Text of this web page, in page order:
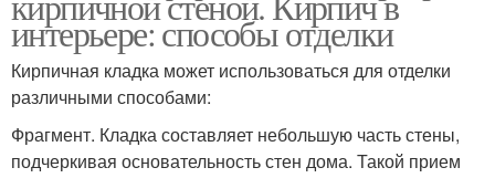
интерьере: способы отделки
Кирпичная кладка может использоваться для отделки
различными способами:
Фрагмент. Кладка составляет небольшую часть стены,
подчеркивая основательность стен дома. Такой прием